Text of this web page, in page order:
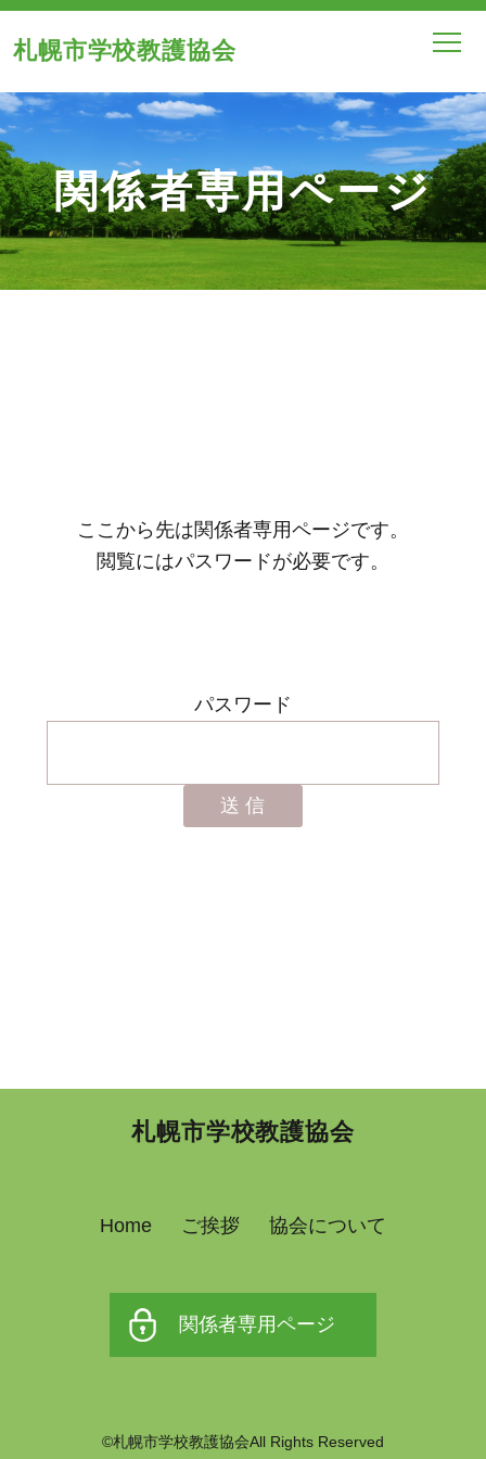
札幌市学校教護協会
関係者専用ページ
ここから先は関係者専用ページです。
閲覧にはパスワードが必要です。
パスワード
札幌市学校教護協会
Home ご挨拶 協会について
関係者専用ページ
©札幌市学校教護協会All Rights Reserved